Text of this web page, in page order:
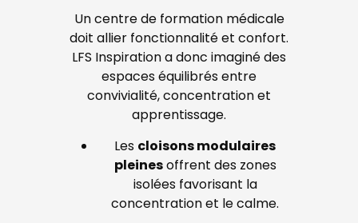
Un centre de formation médicale
doit allier fonctionnalité et confort.
LFS Inspiration a donc imaginé des
espaces équilibrés entre
convivialité, concentration et
apprentissage.
Les cloisons modulaires
pleinesoffrent des zones
isolées favorisant la
concentration et le calme.